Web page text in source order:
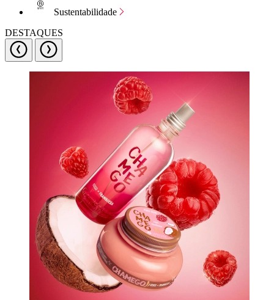
Sustentabilidade
DESTAQUES